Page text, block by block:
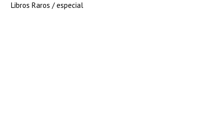
Libros Raros / especial